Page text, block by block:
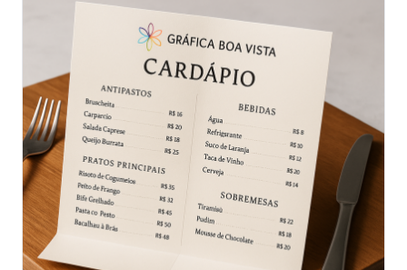
As
opções
podem
ser
escolhidas
na
página
do
produto